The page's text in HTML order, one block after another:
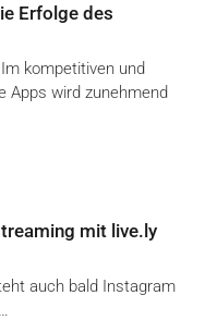
Erfolge des
kompetitiven und
Apps wird zunehmend
mit live.ly
auch bald Instagram